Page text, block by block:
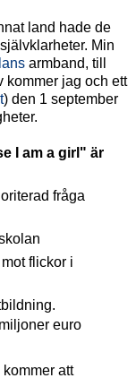
land hade de
Min
armband, till
kommer jag och ett
) den 1 september
I am a girl" är
fråga
flickor i
euro
kommer att